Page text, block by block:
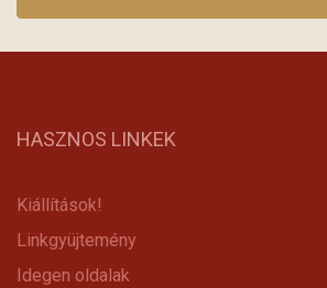
HASZNOS LINKEK
Kiállítások!
Linkgyüjtemény
Idegen oldalak